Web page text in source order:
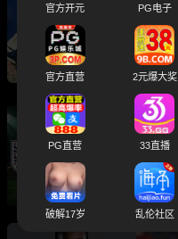
世界杯半决赛 阿根
步四强 梅
2026美加墨世界杯
西今晚
官方开元 PG电子
官方直营 2元爆大奖
PG直营 33直播
破解17岁 乱伦社区